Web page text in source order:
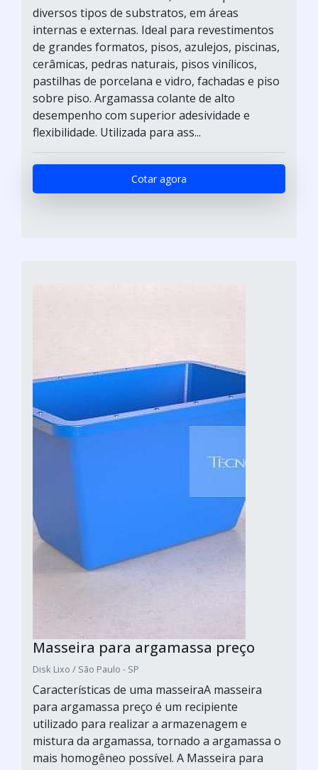
diversos tipos de substratos, em áreas
internas e externas. Ideal para revestimentos
de grandes formatos, pisos, azulejos, piscinas,
cerâmicas, pedras naturais, pisos vinílicos,
pastilhas de porcelana e vidro, fachadas e piso
sobre piso. Argamassa colante de alto
desempenho com superior adesividade e
flexibilidade. Utilizada para ass...
Cotar agora
Masseira para argamassa preço
Disk Lixo / São Paulo - SP
Características de uma masseiraA masseira
para argamassa preço é um recipiente
utilizado para realizar a armazenagem e
mistura da argamassa, tornado a argamassa o
mais homogêneo possível. A Masseira para